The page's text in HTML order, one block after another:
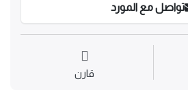
تواصل مع المورد
قارن